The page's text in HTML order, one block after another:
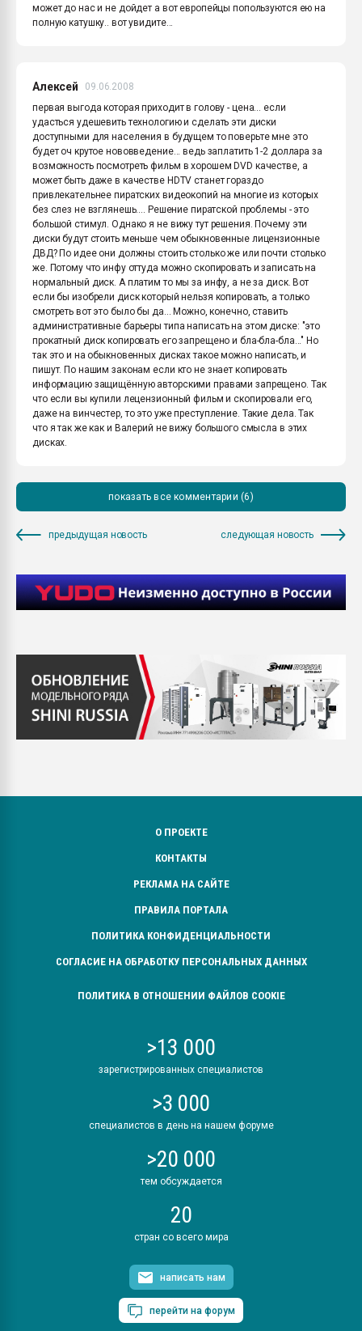
может до нас и не дойдет а вот европейцы попользуются ею на
полную катушку.. вот увидите...
Алексей
09.06.2008
первая выгода которая приходит в голову - цена... если
удасться удешевить технологию и сделать эти диски
доступными для населения в будущем то поверьте мне это
будет оч крутое нововведение... ведь заплатить 1-2 доллара за
возможность посмотреть фильм в хорошем DVD качестве, а
может быть даже в качестве HDTV станет гораздо
привлекательнее пиратских видеокопий на многие из которых
без слез не взглянешь.... Решение пиратской проблемы - это
большой стимул. Однако я не вижу тут решения. Почему эти
диски будут стоить меньше чем обыкновенные лицензионные
ДВД? По идее они должны стоить столько же или почти столько
же. Потому что инфу оттуда можно скопировать и записать на
нормальный диск. А платим то мы за инфу, а не за диск. Вот
если бы изобрели диск который нельзя копировать, а только
смотреть вот это было бы да... Можно, конечно, ставить
административные барьеры типа написать на этом диске: "это
прокатный диск копировать его запрещено и бла-бла-бла..." Но
так это и на обыкновенных дисках такое можно написать, и
пишут. По нашим законам если кто не знает копировать
информацию защищённую авторскими правами запрещено. Так
что если вы купили лецензионный фильм и скопировали его,
даже на винчестер, то это уже преступление. Такие дела. Так
что я так же как и Валерий не вижу большого смысла в этих
дисках.
показать все комментарии (6)
предыдущая новость следующая новость
О ПРОЕКТЕ
КОНТАКТЫ
РЕКЛАМА НА САЙТЕ
ПРАВИЛА ПОРТАЛА
ПОЛИТИКА КОНФИДЕНЦИАЛЬНОСТИ
СОГЛАСИЕ НА ОБРАБОТКУ ПЕРСОНАЛЬНЫХ ДАННЫХ
ПОЛИТИКА В ОТНОШЕНИИ ФАЙЛОВ COOKIE
>13 000
зарегистрированных специалистов
>3 000
специалистов в день на нашем форуме
>20 000
тем обсуждается
20
стран со всего мира
написать нам
перейти на форум